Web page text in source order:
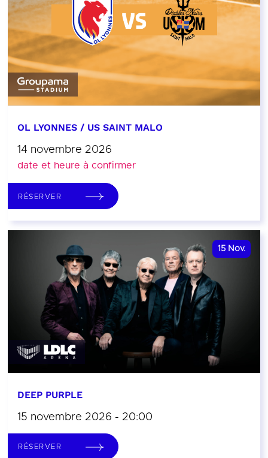
OL LYONNES / US SAINT MALO
14 novembre 2026
date et heure à confirmer
RÉSERVER
15 Nov.
DEEP PURPLE
15 novembre 2026 - 20:00
RÉSERVER